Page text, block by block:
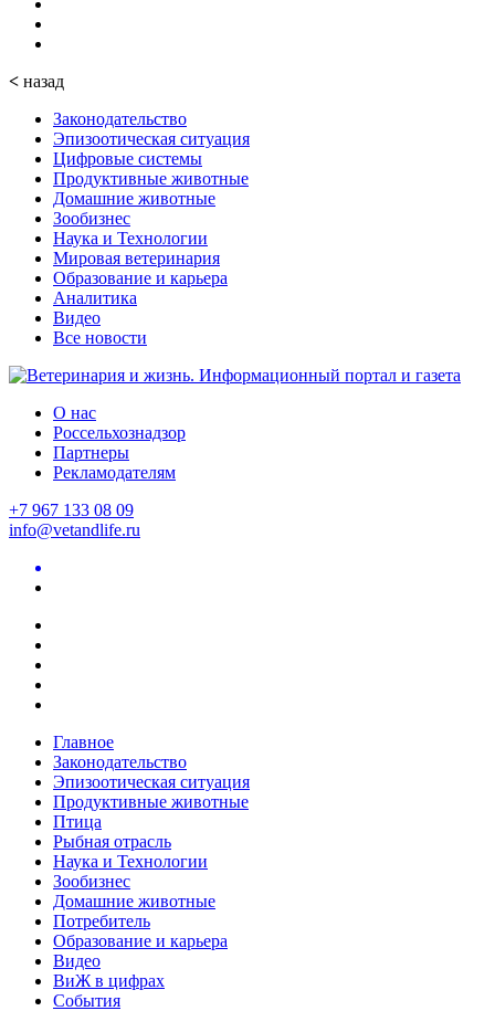
< назад
Законодательство
Эпизоотическая ситуация
Цифровые системы
Продуктивные животные
Домашние животные
Зообизнес
Наука и Технологии
Мировая ветеринария
Образование и карьера
Аналитика
Видео
Все новости
О нас
Россельхознадзор
Партнеры
Рекламодателям
+7 967 133 08 09
info@vetandlife.ru
Главное
Законодательство
Эпизоотическая ситуация
Продуктивные животные
Птица
Рыбная отрасль
Наука и Технологии
Зообизнес
Домашние животные
Потребитель
Образование и карьера
Видео
ВиЖ в цифрах
События